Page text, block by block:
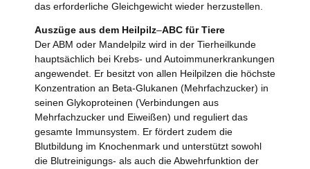
das erforderliche Gleichgewicht wieder herzustellen.
Auszüge aus dem Heilpilz–ABC für Tiere
Der ABM oder Mandelpilz wird in der Tierheilkunde
hauptsächlich bei Krebs- und Autoimmunerkrankungen
angewendet. Er besitzt von allen Heilpilzen die höchste
Konzentration an Beta-Glukanen (Mehrfachzucker) in
seinen Glykoproteinen (Verbindungen aus
Mehrfachzucker und Eiweißen) und reguliert das
gesamte Immunsystem. Er fördert zudem die
Blutbildung im Knochenmark und unterstützt sowohl
die Blutreinigungs- als auch die Abwehrfunktion der